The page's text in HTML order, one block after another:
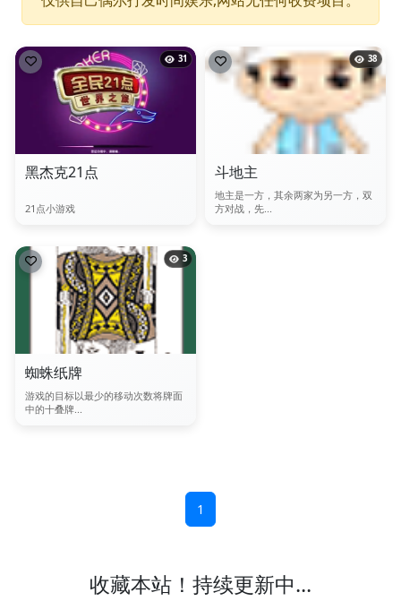
31
黑杰克21点
21点小游戏
38
斗地主
地主是一方，其余两家为另一方，双
方对战，先...
3
蜘蛛纸牌
游戏的目标以最少的移动次数将牌面
中的十叠牌...
1
收藏本站！持续更新中...